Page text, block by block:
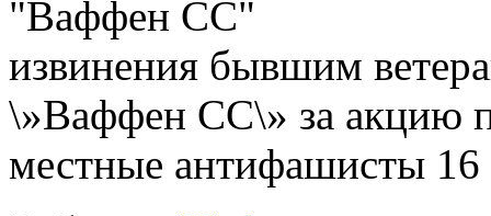
извинения бывшим
\»Ваффен СС\» за акцию
местные антифашисты 16